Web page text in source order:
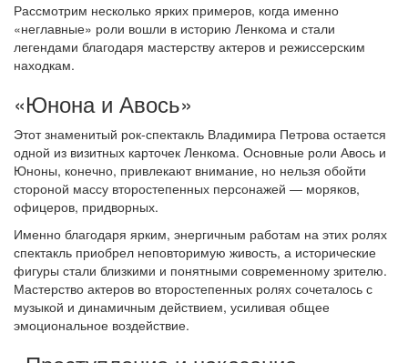
Рассмотрим несколько ярких примеров, когда именно
«неглавные» роли вошли в историю Ленкома и стали
легендами благодаря мастерству актеров и режиссерским
находкам.
«Юнона и Авось»
Этот знаменитый рок-спектакль Владимира Петрова остается
одной из визитных карточек Ленкома. Основные роли Авось и
Юноны, конечно, привлекают внимание, но нельзя обойти
стороной массу второстепенных персонажей — моряков,
офицеров, придворных.
Именно благодаря ярким, энергичным работам на этих ролях
спектакль приобрел неповторимую живость, а исторические
фигуры стали близкими и понятными современному зрителю.
Мастерство актеров во второстепенных ролях сочеталось с
музыкой и динамичным действием, усиливая общее
эмоциональное воздействие.